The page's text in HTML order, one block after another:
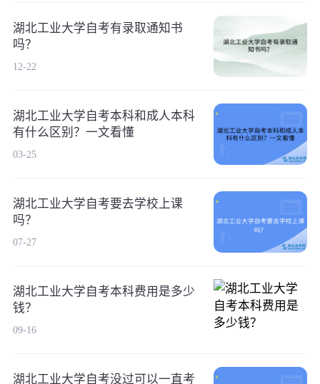
湖北工业大学自考有录取通知书
吗？
12-22
湖北工业大学自考本科和成人本科
有什么区别？一文看懂
03-25
湖北工业大学自考要去学校上课
吗？
07-27
湖北工业大学自考本科费用是多少
钱？
09-16
湖北工业大学自考没过可以一直考